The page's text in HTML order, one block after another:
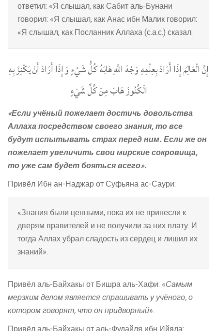
ответил: «Я слышал, как Сабит аль-Бунани
говорил: «Я слышал, как Анас ибн Малик говорил:
«Я слышал, как Посланник Аллаха (с.а.с.) сказал:
إِنَّ الْعَالِمَ إِذَا أَرَادَ بِعِلْمِهِ وَجْهَ اللَّهِ هَابَهُ كُلُّ شَيْءٍ وَإِذَا أَرَادَ أَنْ يَكْنِزَ بِهِ
الْكُنُوزَ هَابَ مِنْ كُلِّ شَيْءٍ
«Если учёный пожелает достичь довольства
Аллаха посредством своего знания, то все
будут испытывать страх перед ним. Если же он
пожелает увеличить свои мирские сокровища,
то уже сам будет бояться всего».
Привёл Ибн ан-Наджар от Суфьяна ас-Саури:
«Знания были ценными, пока их не принесли к
дверям правителей и не получили за них плату. И
тогда Аллах убрал сладость из сердец и лишил их
знаний».
Привёл аль-Байхакы от Бишра аль-Хафи: «Самым
мерзким делом является спрашивать у учёного, о
котором говорят, что он придворный».